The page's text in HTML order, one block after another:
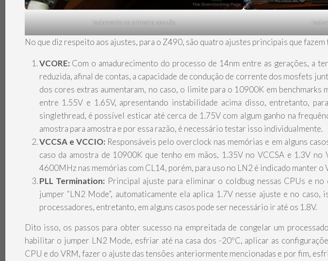
Isolamento na primeira sessão
No que diz respeito aos ajustes, para o Z490, são quatro ajustes principais que
VCORE: Com o amadurecimento do processo de 14nm entre as gerações, a
reduzida, afinal de contas, a capacidade de condução de corrente dos mosfets
dos cores extras aumentaram, no caso, o limite para o 10900K em benchmarks
entre 1.55V e 1.65V, apresentando instabilidade acima disso, entretanto,
singlethread, é possível esticar até cerca de 1.75V com algum ganho na
amostra para amostra e por essa razão, é necessário testar isso individualmente.
VCCSA e VCCIO: Responsáveis pelo overclock nas memórias e em alguns
caso da amostra de 10900K que tenho em mãos, 1.35V no VCCSA e 1.3V
4600MHz nas memórias com CL14, porém, para uso no LN2 é indicado manter o
PLL Termination: Principal ajuste para eliminar o coldbug nessas CPUs e
jumper “LN2 Mode”, automaticamente ela aplica 1.7V nesse ajuste e no
processadores, entretanto, em alguns casos pode ser necessário ir até os 1.8V.
Dito isso, os passos para obter sucesso na empreitada de congelar um
habilitar o jumper LN2 Mode, esfriar até na casa dos -20ºC, aplicar as
CPU e do VRM, fazer o ajuste das tensões anteriormente mencionadas e por fim,